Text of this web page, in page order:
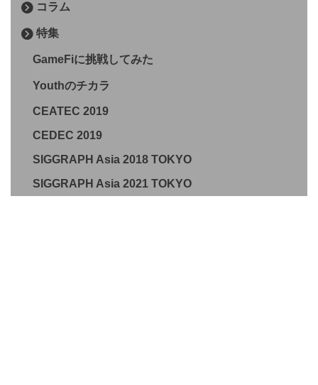
コラム
特集
GameFiに挑戦してみた
Youthのチカラ
CEATEC 2019
CEDEC 2019
SIGGRAPH Asia 2018 TOKYO
SIGGRAPH Asia 2021 TOKYO